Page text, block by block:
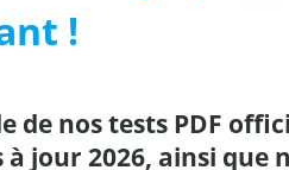
!
de nos tests PDF
à jour 2026, ainsi que